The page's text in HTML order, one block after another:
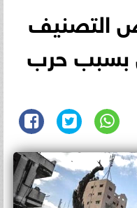
التصنيف
بسبب حرب